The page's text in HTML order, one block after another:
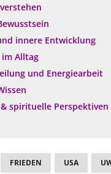
innere Entwicklung
Alltag
und Energiearbeit
spirituelle Perspektiven
FRIEDEN USA